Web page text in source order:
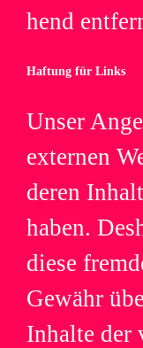
hend
Haf­tung für Links
Unser
exter­nen
deren
haben.
diese
Gewähr
Inhalte der